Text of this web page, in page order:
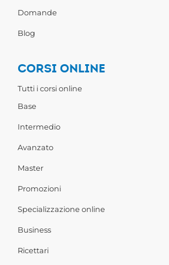
Domande
Blog
CORSI ONLINE
Tutti i corsi online
Base
Intermedio
Avanzato
Master
Promozioni
Specializzazione online
Business
Ricettari